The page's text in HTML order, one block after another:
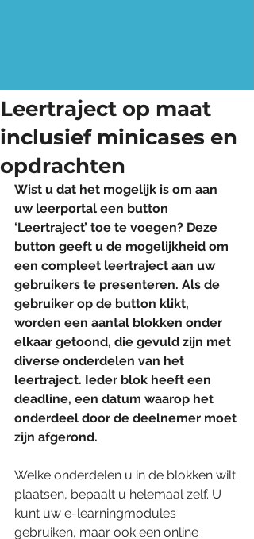
Leertraject op maat
inclusief minicases en
opdrachten
Wist u dat het mogelijk is om aan
uw leerportal een button
‘Leertraject’ toe te voegen? Deze
button geeft u de mogelijkheid om
een compleet leertraject aan uw
gebruikers te presenteren. Als de
gebruiker op de button klikt,
worden een aantal blokken onder
elkaar getoond, die gevuld zijn met
diverse onderdelen van het
leertraject. Ieder blok heeft een
deadline, een datum waarop het
onderdeel door de deelnemer moet
zijn afgerond.
Welke onderdelen u in de blokken wilt
plaatsen, bepaalt u helemaal zelf. U
kunt uw e-learningmodules
gebruiken, maar ook een online